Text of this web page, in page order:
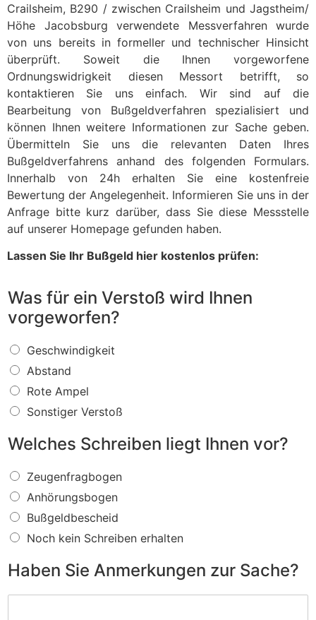
Crailsheim, B290 / zwischen Crailsheim und Jagstheim/
Höhe Jacobsburg verwendete Messverfahren wurde
von uns bereits in formeller und technischer Hinsicht
überprüft. Soweit die Ihnen vorgeworfene
Ordnungswidrigkeit diesen Messort betrifft, so
kontaktieren Sie uns einfach. Wir sind auf die
Bearbeitung von Bußgeldverfahren spezialisiert und
können Ihnen weitere Informationen zur Sache geben.
Übermitteln Sie uns die relevanten Daten Ihres
Bußgeldverfahrens anhand des folgenden Formulars.
Innerhalb von 24h erhalten Sie eine kostenfreie
Bewertung der Angelegenheit. Informieren Sie uns in der
Anfrage bitte kurz darüber, dass Sie diese Messstelle
auf unserer Homepage gefunden haben.
Lassen Sie Ihr Bußgeld hier kostenlos prüfen:
Was für ein Verstoß wird Ihnen
vorgeworfen?
W
a
s
f
ü
r
i
V
e
r
s
t
o
ß
w
Geschwindigkeit
Abstand
Rote Ampel
Sonstiger Verstoß
Welches Schreiben liegt Ihnen vor?
W
e
c
h
e
S
Zeugenfragbogen
Anhörungsbogen
Bußgeldbescheid
Noch kein Schreiben erhalten
Haben Sie Anmerkungen zur Sache?